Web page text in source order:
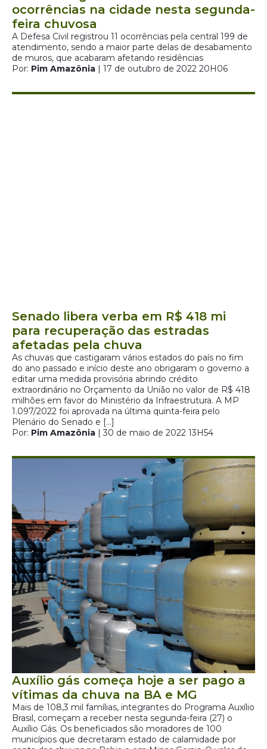
ocorrências na cidade nesta segunda-
feira chuvosa
A Defesa Civil registrou 11 ocorrências pela central 199 de
atendimento, sendo a maior parte delas de desabamento
de muros, que acabaram afetando residências
Por: Pim Amazônia | 17 de outubro de 2022 20H06
Senado libera verba em R$ 418 mi
para recuperação das estradas
afetadas pela chuva
As chuvas que castigaram vários estados do país no fim
do ano passado e início deste ano obrigaram o governo a
editar uma medida provisória abrindo crédito
extraordinário no Orçamento da União no valor de R$ 418
milhões em favor do Ministério da Infraestrutura. A MP
1.097/2022 foi aprovada na última quinta-feira pelo
Plenário do Senado e […]
Por: Pim Amazônia | 30 de maio de 2022 13H54
Auxílio gás começa hoje a ser pago a
vítimas da chuva na BA e MG
Mais de 108,3 mil famílias, integrantes do Programa Auxílio
Brasil, começam a receber nesta segunda-feira (27) o
Auxílio Gás. Os beneficiados são moradores de 100
municípios que decretaram estado de calamidade por